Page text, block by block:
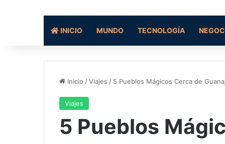
INICIO MUNDO TECNOLOGÍA
Inicio /Viajes / 5 Pueblos Mágicos Cerca de
Viajes
5 Pueblos